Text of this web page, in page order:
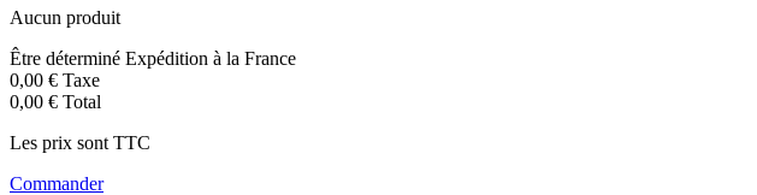
Aucun produit
Être déterminé Expédition à la France
0,00 € Taxe
0,00 € Total
Les prix sont TTC
Commander